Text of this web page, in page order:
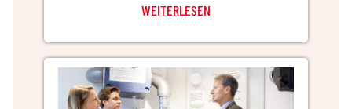
WEITERLESEN